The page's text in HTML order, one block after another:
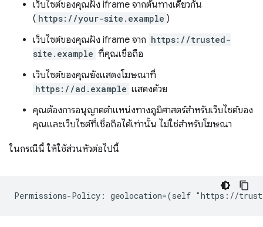
เว็บไซต์ของคุณฝัง iframe จากต้นทางเดียวกัน
( https://your-site.example )
เว็บไซต์ของคุณฝัง iframe จาก https://trusted-
site.example ที่คุณเชื่อถือ
เว็บไซต์ของคุณยังแสดงโฆษณาที่
https://ad.example แสดงด้วย
คุณต้องการอนุญาตตำแหน่งทางภูมิศาสตร์สำหรับเว็บไซต์ของ
คุณและเว็บไซต์ที่เชื่อถือได้เท่านั้น ไม่ใช่สำหรับโฆษณา
ในกรณีนี้ ให้ใช้ส่วนหัวต่อไปนี้